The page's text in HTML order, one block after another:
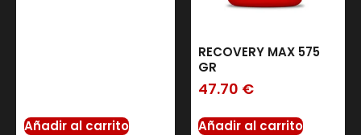
Añadir al carrito
RECOVERY MAX 575
GR
47.70 €
Añadir al carrito